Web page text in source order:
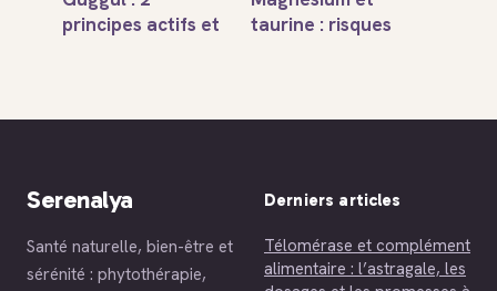
principes actifs et
ligne
taurine : risques
Serenalya
Santé naturelle, bien-être et
sérénité : phytothérapie,
Derniers articles
Télomérase et complément
alimentaire : l’astragale, les